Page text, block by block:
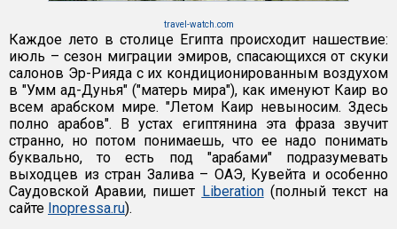
travel-watch.com
Каждое лето в столице Египта происходит нашествие:
июль – сезон миграции эмиров, спасающихся от скуки
салонов Эр-Рияда с их кондиционированным воздухом
в "Умм ад-Дунья" ("матерь мира"), как именуют Каир во
всем арабском мире. "Летом Каир невыносим. Здесь
полно арабов". В устах египтянина эта фраза звучит
странно, но потом понимаешь, что ее надо понимать
буквально, то есть под "арабами" подразумевать
выходцев из стран Залива – ОАЭ, Кувейта и особенно
Саудовской Аравии, пишет Liberation(полный текст на
сайте Inopressa.ru).